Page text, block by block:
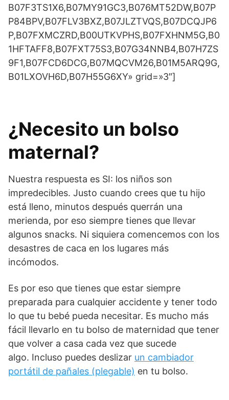
B07F3TS1X6,B07MY91GC3,B076MT52DW,B07P
P84BPV,B07FLV3BXZ,B07JLZTVQS,B07DCQJP6
P,B07FXMCZRD,B00UTKVPHS,B07FXHNM5G,B0
1HFTAFF8,B07FXT75S3,B07G34NNB4,B07H7ZS
9F1,B07FCD6DCG,B07MQCVM26,B01M5ARQ9G,
B01LXOVH6D,B07H55G6XY» grid=»3″]
¿Necesito un bolso
maternal?
Nuestra respuesta es SI: los niños son
impredecibles. Justo cuando crees que tu hijo
está lleno, minutos después querrán una
merienda, por eso siempre tienes que llevar
algunos snacks. Ni siquiera comencemos con los
desastres de caca en los lugares más
incómodos.
Es por eso que tienes que estar siempre
preparada para cualquier accidente y tener todo
lo que tu bebé pueda necesitar. Es mucho más
fácil llevarlo en tu bolso de maternidad que tener
que volver a casa cada vez que sucede
algo. Incluso puedes deslizar un cambiador
portátil de pañales (plegable) en tu bolso.